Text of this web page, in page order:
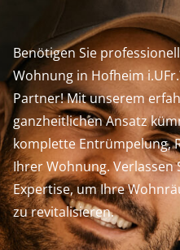
Benötigen Sie
Wohnung in Hofheim
Partner! Mit unserem
ganzheitlichen Ansatz
komplette Entrümpelung,
Ihrer Wohnung. Verlassen
Expertise, um Ihre
zu revitalisieren.